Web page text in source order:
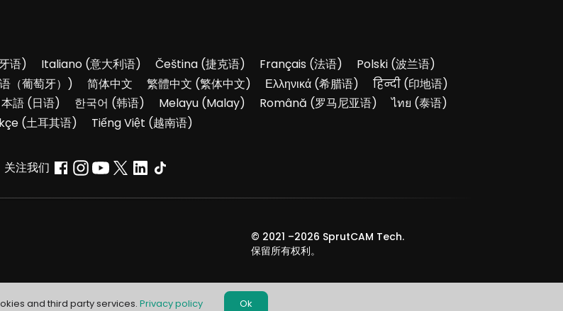
语) Italiano(意大利语) Čeština(捷克语) Français (法语) Polski(波兰语)
（葡萄牙） ) 简体中文 繁體中文 (繁体中文) Ελληνικά(希腊语) हिन्दी(印地语)
語 (日语) 한국어 (韩语) Melayu (Malay) Română (罗马尼亚语) ไทย (泰语)
(土耳其语) Tiếng Việt (越南语)
关注我们
© 2021 –2026 SprutCAM Tech.
保留所有权利。
and third party services. Privacy policy Ok